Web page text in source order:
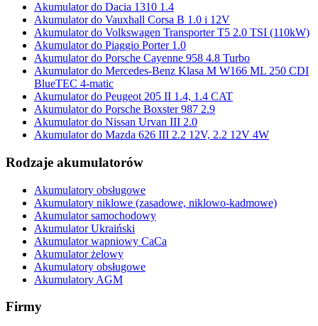
Akumulator do Dacia 1310 1.4
Akumulator do Vauxhall Corsa B 1.0 i 12V
Akumulator do Volkswagen Transporter T5 2.0 TSI (110kW)
Akumulator do Piaggio Porter 1.0
Akumulator do Porsche Cayenne 958 4.8 Turbo
Akumulator do Mercedes-Benz Klasa M W166 ML 250 CDI
BlueTEC 4-matic
Akumulator do Peugeot 205 II 1.4, 1.4 CAT
Akumulator do Porsche Boxster 987 2.9
Akumulator do Nissan Urvan III 2.0
Akumulator do Mazda 626 III 2.2 12V, 2.2 12V 4W
Rodzaje akumulatorów
Akumulatory obsługowe
Akumulatory niklowe (zasadowe, niklowo-kadmowe)
Akumulator samochodowy
Akumulator Ukraiński
Akumulator wapniowy CaCa
Akumulator żelowy
Akumulatory obsługowe
Akumulatory AGM
Firmy